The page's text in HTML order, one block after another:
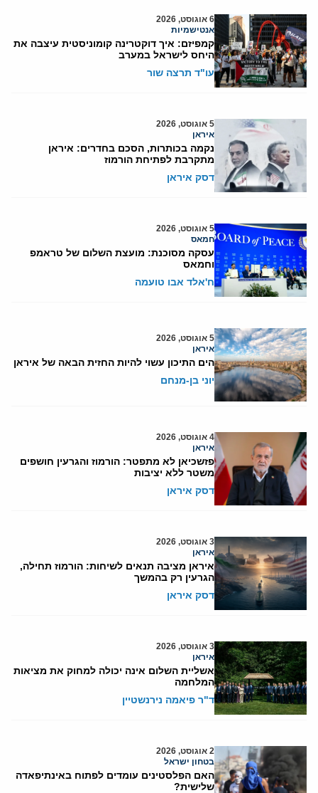
6 אוגוסט, 2026
אנטישמיות
קמפיזם: איך דוקטרינה קומוניסטית עיצבה את
היחס לישראל במערב
עו"ד תרצה שור
5 אוגוסט, 2026
איראן
נקמה בכותרות, הסכם בחדרים: איראן
מתקרבת לפתיחת הורמוז
דסק איראן
5 אוגוסט, 2026
חמאס
עסקה מסוכנת: מועצת השלום של טראמפ
וחמאס
ח'אלד אבו טועמה
5 אוגוסט, 2026
איראן
הים התיכון עשוי להיות החזית הבאה של איראן
יוני בן-מנחם
4 אוגוסט, 2026
איראן
פזשכיאן לא מתפטר: הורמוז והגרעין חושפים
משטר ללא יציבות
דסק איראן
3 אוגוסט, 2026
איראן
איראן מציבה תנאים לשיחות: הורמוז תחילה,
הגרעין רק בהמשך
דסק איראן
3 אוגוסט, 2026
איראן
אשליית השלום אינה יכולה למחוק את מציאות
המלחמה
ד"ר פיאמה נירנשטיין
2 אוגוסט, 2026
בטחון ישראל
האם הפלסטינים עומדים לפתוח באינתיפאדה
שלישית?